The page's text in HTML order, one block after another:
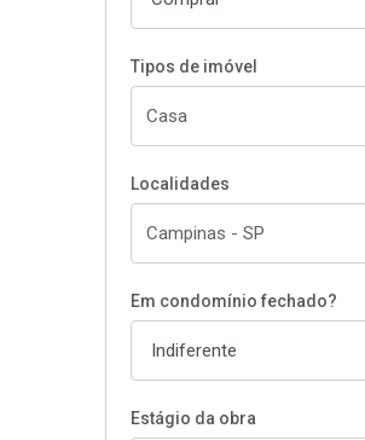
Tipos de imóvel
Localidades
Em condomínio fechado?
Estágio da obra